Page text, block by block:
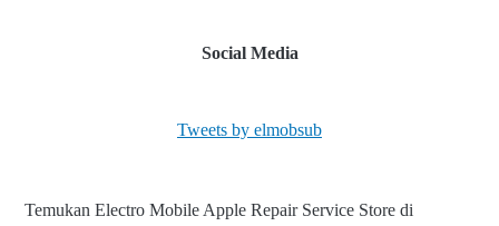
Social Media
Tweets by elmobsub
Temukan Electro Mobile Apple Repair Service Store di